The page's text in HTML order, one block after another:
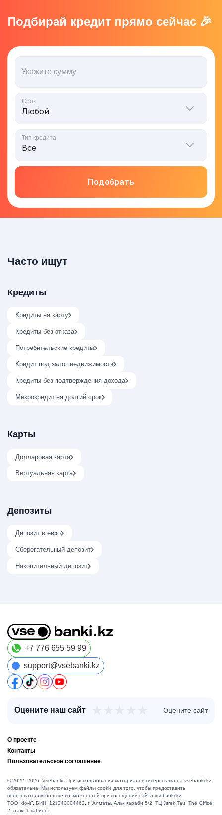
Подбирай кредит прямо сейчас 🎉
Укажите сумму
Срок
Тип кредита
Подобрать
Часто ищут
Кредиты
Кредиты на карту
Кредиты без отказа
Потребительские кредиты
Кредит под залог недвижимости
Кредиты без подтверждения дохода
Микрокредит на долгий срок
Карты
Долларовая карта
Виртуальная карта
Депозиты
Депозит в евро
Сберегательный депозит
Накопительный депозит
+7 776 655 59 99
support@vsebanki.kz
Оцените наш сайт Оцените сайт
О проекте
Контакты
Пользовательское соглашение
© 2022–2026, Vsebanki. При использовании материалов гиперссылка на vsebanki.kz
обязательна. Мы используем файлы cookie для того, чтобы предоставить
пользователям больше возможностей при посещении сайта vsebanki.kz.
TOO “do-it”. БИН: 121240004462. г. Алматы, ​Аль-Фараби 5/2, ТЦ Jurek Tau, The Office,
2 этаж, 1 кабинет